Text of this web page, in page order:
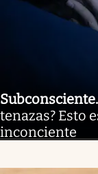
Subconsciente.
tenazas? Esto
inconciente